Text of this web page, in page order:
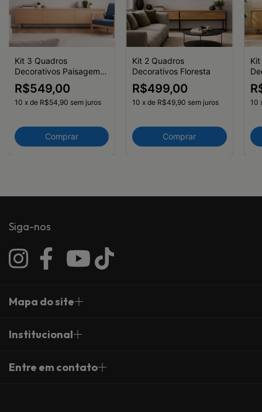
Kit 3 Quadros
Decorativos Paisagem
Praia Mar Azul
R$549,00
10 x de R$54,90 sem juros
Comprar
Kit 2 Quadros
Decorativos Floresta
R$499,00
10 xde R$49,90 sem juros
Comprar
do
10
Siga-nos
Mapa do site
Institucional
Entre em contato